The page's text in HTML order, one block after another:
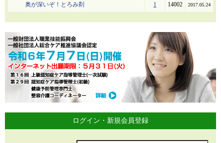
奥が深いぞ！とろみ剤 1 14002 2017.05.24
ログイン・新規会員登録